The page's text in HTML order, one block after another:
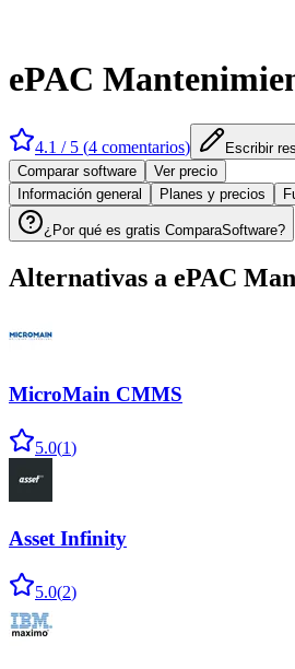
ePAC
4.1 / 5 (4 comentarios)
Escribir
Comparar software
Ver precio
Información general
Planes y precios
¿Por qué es gratis ComparaSoftware?
Alternativas a ePAC
MicroMain CMMS
5.0(1)
Asset Infinity
5.0(2)